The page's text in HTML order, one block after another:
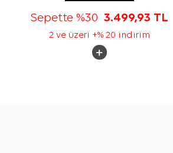
Sepette %30 3.499,93 TL
2 ve üzeri +% 20 indirim